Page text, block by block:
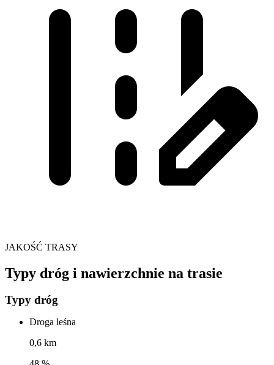
JAKOŚĆ TRASY
Typy dróg i nawierzchnie na trasie
Typy dróg
Droga leśna
0,6 km